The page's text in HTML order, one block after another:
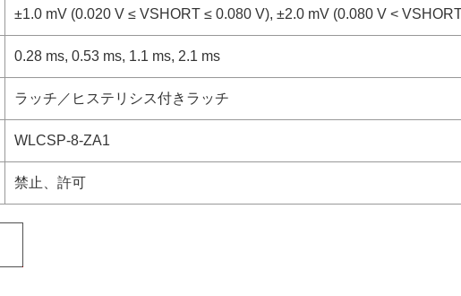
±1.0 mV (0.020 V ≤ VSHORT ≤ 0.080 V), ±2.0 mV (0.080 V <
0.28 ms, 0.53 ms, 1.1 ms, 2.1 ms
ラッチ／ヒステリシス付きラッチ
WLCSP-8-ZA1
禁止、許可